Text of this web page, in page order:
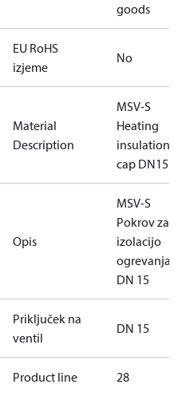
goods
EU RoHS
izjeme
No
Material
Description
MSV-S
Heating
insulation
cap DN15
Opis
MSV-S
Pokrov za
izolacijo
ogrevanja
DN 15
Priključek na
ventil
DN 15
Product line 28